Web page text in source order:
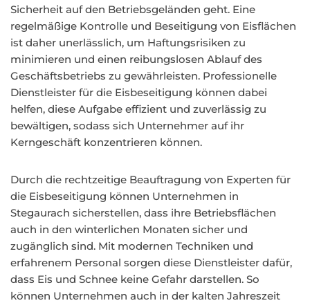
Sicherheit auf den Betriebsgeländen geht. Eine
regelmäßige Kontrolle und Beseitigung von Eisflächen
ist daher unerlässlich, um Haftungsrisiken zu
minimieren und einen reibungslosen Ablauf des
Geschäftsbetriebs zu gewährleisten. Professionelle
Dienstleister für die Eisbeseitigung können dabei
helfen, diese Aufgabe effizient und zuverlässig zu
bewältigen, sodass sich Unternehmer auf ihr
Kerngeschäft konzentrieren können.
Durch die rechtzeitige Beauftragung von Experten für
die Eisbeseitigung können Unternehmen in
Stegaurach sicherstellen, dass ihre Betriebsflächen
auch in den winterlichen Monaten sicher und
zugänglich sind. Mit modernen Techniken und
erfahrenem Personal sorgen diese Dienstleister dafür,
dass Eis und Schnee keine Gefahr darstellen. So
können Unternehmen auch in der kalten Jahreszeit